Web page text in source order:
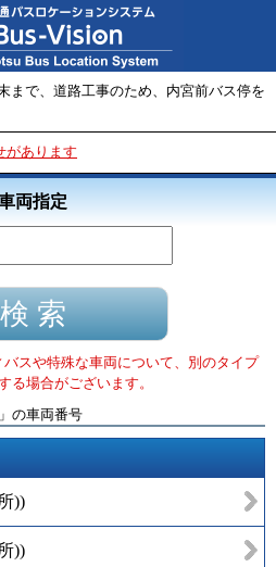
まで、道路工事のため、内宮前バス停を
があります
両指定
スや特殊な車両について、別のタイプ
る場合がございます。
」 の車両番号
))
))